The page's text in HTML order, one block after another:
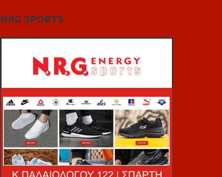
NRG SPORTS